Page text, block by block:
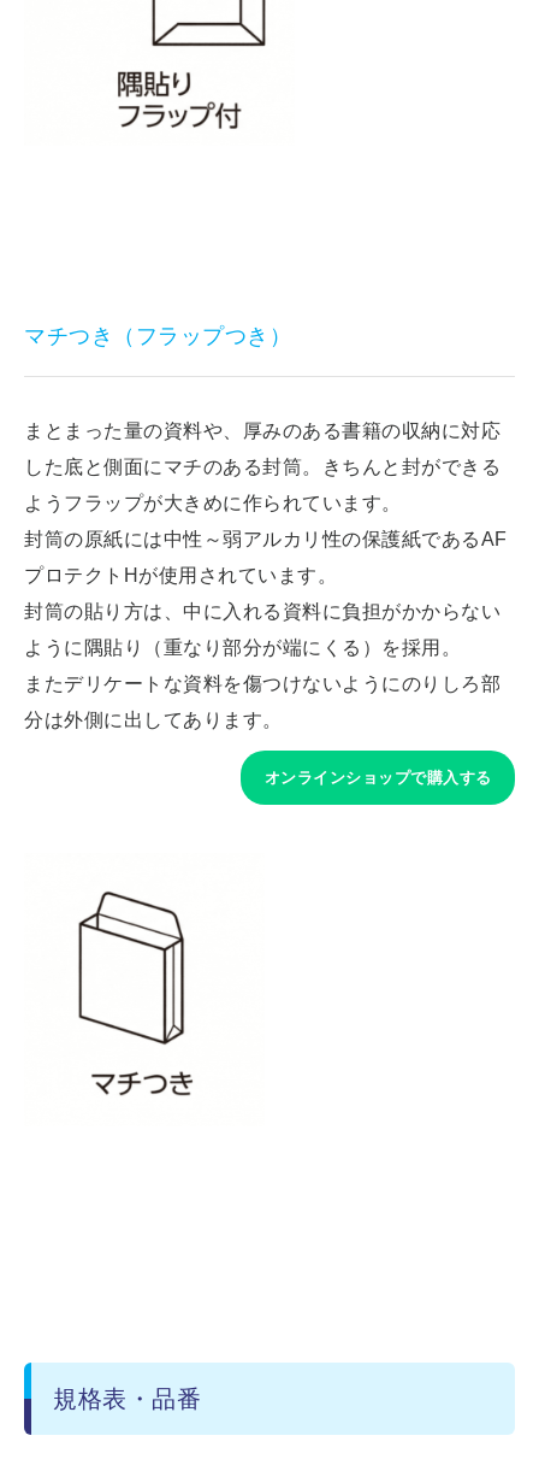
マチつき（フラップつき）
まとまった量の資料や、厚みのある書籍の収納に対応
した底と側面にマチのある封筒。きちんと封ができる
ようフラップが大きめに作られています。
封筒の原紙には中性～弱アルカリ性の保護紙であるAF
プロテクトHが使用されています。
封筒の貼り方は、中に入れる資料に負担がかからない
ように隅貼り（重なり部分が端にくる）を採用。
またデリケートな資料を傷つけないようにのりしろ部
分は外側に出してあります。
オンラインショップで購入する
規格表・品番